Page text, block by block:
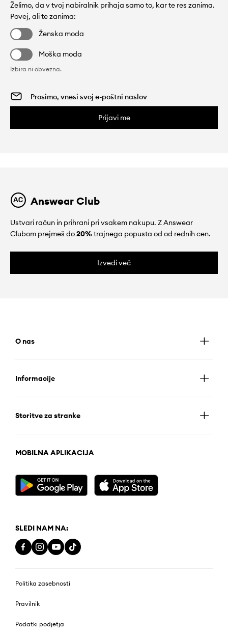
Želimo, da v tvoj nabiralnik prihaja samo to, kar te res zanima.
Povej, ali te zanima:
Ženska moda
Moška moda
Izbira ni obvezna.
Prijavi me
Answear Club
Ustvari račun in prihrani pri vsakem nakupu. Z Answear
Clubom prejmeš do20%trajnega popusta od od rednih cen.
Izvedi več
O nas
Informacije
Storitve za stranke
MOBILNA APLIKACIJA
SLEDI NAM NA:
Politika zasebnosti
Pravilnik
Podatki podjetja